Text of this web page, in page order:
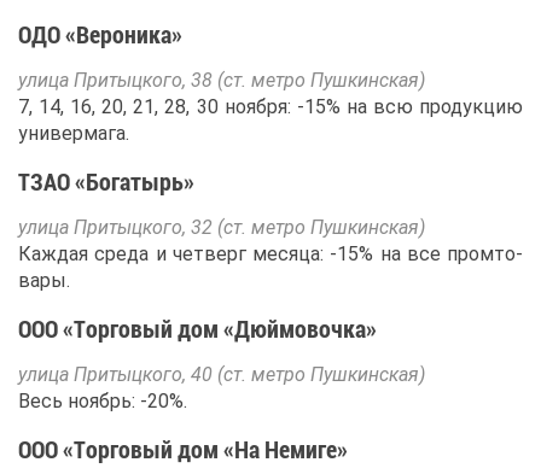
ОДО «Ве­ро­ни­ка»
ули­ца При­тыц­ко­го, 38 (ст. мет­ро Пуш­кин­ская)
7, 14, 16, 20, 21, 28, 30 но­яб­ря: -15% на всю про­дук­цию
уни­вер­ма­га.
ТЗАО «Бо­га­тырь»
ули­ца При­тыц­ко­го, 32 (ст. мет­ро Пуш­кин­ская)
Каж­дая сре­да и чет­верг ме­ся­ца: -15% на все пром­то­
ва­ры.
ООО «Тор­го­вый дом «Дюй­мо­воч­ка»
ули­ца При­тыц­ко­го, 40 (ст. мет­ро Пуш­кин­ская)
Весь но­ябрь: -20%.
ООО «Тор­го­вый дом «На Неми­ге»